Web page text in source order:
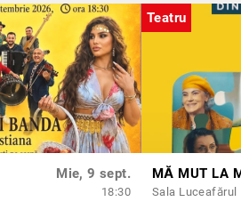
Simona Marcu Asistent regie:Ștefania
up: Loredana Voicu Hairstyling:
Mie, 9 sept.
18:30
Teatru
MĂ MUT LA
Sala Luceafărul